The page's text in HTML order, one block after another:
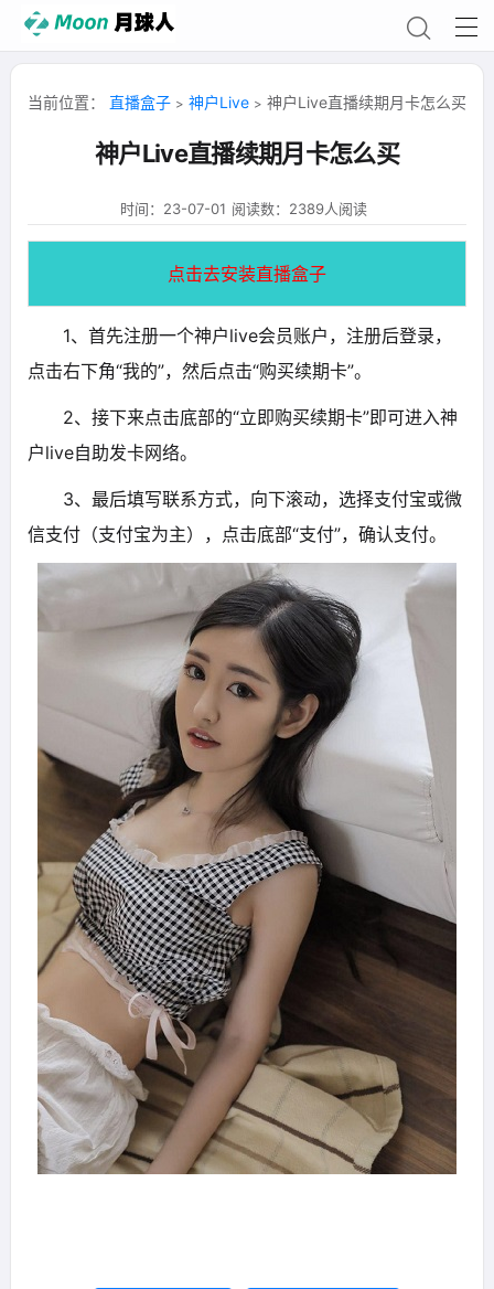
当前位置： 直播盒子 > 神户Live > 神户Live直播续期月卡怎么买
神户Live直播续期月卡怎么买
时间：23-07-01 阅读数：2389人阅读
点击去安装直播盒子
1、首先注册一个神户live会员账户，注册后登录，
点击右下角“我的”，然后点击“购买续期卡”。
2、接下来点击底部的“立即购买续期卡”即可进入神
户live自助发卡网络。
3、最后填写联系方式，向下滚动，选择支付宝或微
信支付（支付宝为主），点击底部“支付”，确认支付。